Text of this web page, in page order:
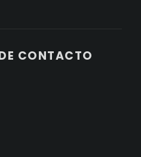
CONTACTO